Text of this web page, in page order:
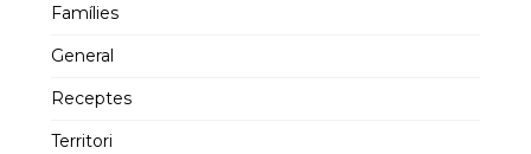
Famílies
General
Receptes
Territori